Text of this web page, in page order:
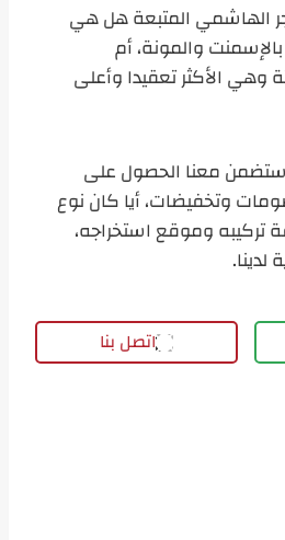
الهاشمي المتبعة هل هي
بالإسمنت والمونة، أم
وهي الأكثر تعقيدا وأعلى
معنا الحصول على
وتخفيضات، أيا كان نوع
تركيبه وموقع استخراجه،
لدينا.
اتصل بنا